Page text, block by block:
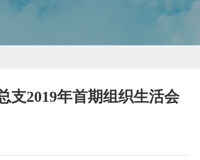
支2019年首期组织生活会